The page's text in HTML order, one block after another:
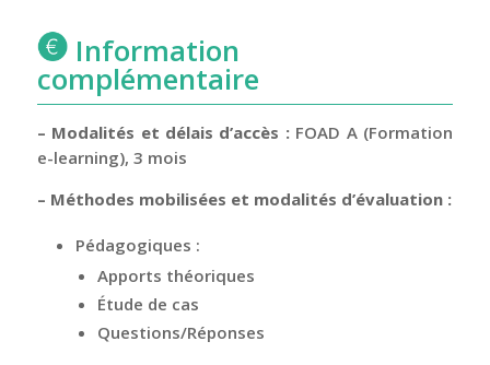
Information
complémentaire
– Modalités et délais d’accès :FOAD A (Formation
e-learning), 3 mois
– Méthodes mobilisées et modalités d’évaluation :
Pédagogiques :
Apports théoriques
Étude de cas
Questions/Réponses